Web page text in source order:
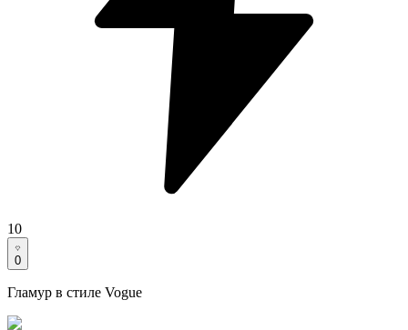
10
0
Гламур в стиле Vogue